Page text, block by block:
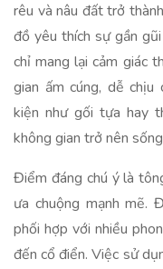
rêu và nâu đất trở
đồ yêu thích sự gần
chỉ mang lại cảm giác
gian ấm cúng, dễ chịu
kiện như gối tựa hay
không gian trở nên
Điểm đáng chú ý là
ưa chuộng mạnh mẽ.
phối hợp với nhiều
đến cổ điển. Việc sử